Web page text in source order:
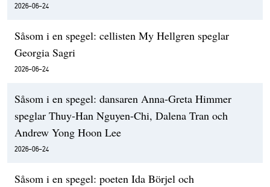
2026-06-24
Såsom i en spegel: cellisten My Hellgren speglar
Georgia Sagri
2026-06-24
Såsom i en spegel: dansaren Anna-Greta Himmer
speglar Thuy-Han Nguyen-Chi, Dalena Tran och
Andrew Yong Hoon Lee
2026-06-24
Såsom i en spegel: poeten Ida Börjel och